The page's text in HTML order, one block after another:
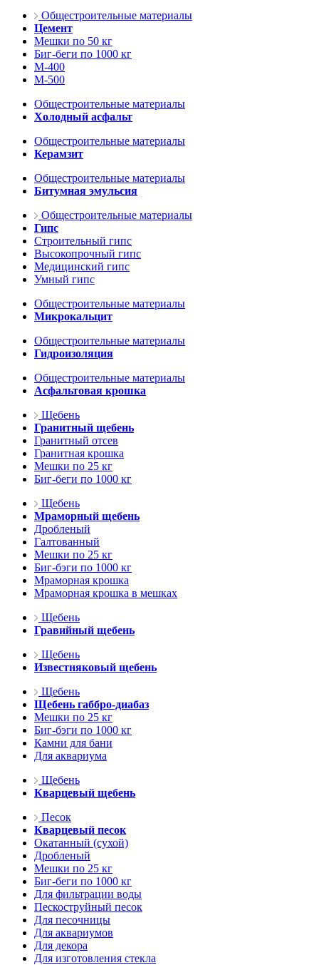
Общестроительные материалы
Цемент
Мешки по 50 кг
Биг-беги по 1000 кг
М-400
М-500
Общестроительные материалы
Холодный асфальт
Общестроительные материалы
Керамзит
Общестроительные материалы
Битумная эмульсия
Общестроительные материалы
Гипс
Строительный гипс
Высокопрочный гипс
Медицинский гипс
Умный гипс
Общестроительные материалы
Микрокальцит
Общестроительные материалы
Гидроизоляция
Общестроительные материалы
Асфальтовая крошка
Щебень
Гранитный щебень
Гранитный отсев
Гранитная крошка
Мешки по 25 кг
Биг-беги по 1000 кг
Щебень
Мраморный щебень
Дробленый
Галтованный
Мешки по 25 кг
Биг-бэги по 1000 кг
Мраморная крошка
Мраморная крошка в мешках
Щебень
Гравийный щебень
Щебень
Известняковый щебень
Щебень
Щебень габбро-диабаз
Мешки по 25 кг
Биг-бэги по 1000 кг
Камни для бани
Для аквариума
Щебень
Кварцевый щебень
Песок
Кварцевый песок
Окатанный (сухой)
Дробленый
Мешки по 25 кг
Биг-беги по 1000 кг
Для фильтрации воды
Пескоструйный песок
Для песочницы
Для аквариумов
Для декора
Для изготовления стекла